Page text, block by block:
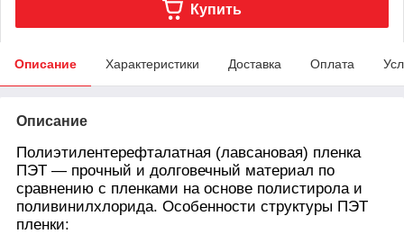
Купить
Описание Характеристики Доставка Оплата
Описание
Полиэтилентерефталатная (лавсановая) пленка
ПЭТ — прочный и долговечный материал по
сравнению с пленками на основе полистирола и
поливинилхлорида. Особенности структуры ПЭТ
пленки: